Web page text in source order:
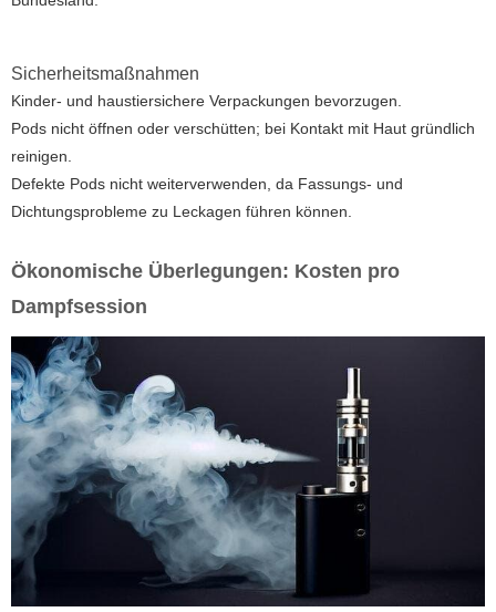
Sicherheitsmaßnahmen
Kinder- und haustiersichere Verpackungen bevorzugen.
Pods nicht öffnen oder verschütten; bei Kontakt mit Haut gründlich
reinigen.
Defekte Pods nicht weiterverwenden, da Fassungs- und
Dichtungsprobleme zu Leckagen führen können.
Ökonomische Überlegungen: Kosten pro
Dampfsession